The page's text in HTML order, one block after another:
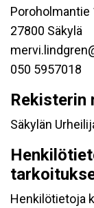
Poroholmantie
27800 Säkylä
050 5957018
Rekisterin
Säkylän
Henkilötietoja